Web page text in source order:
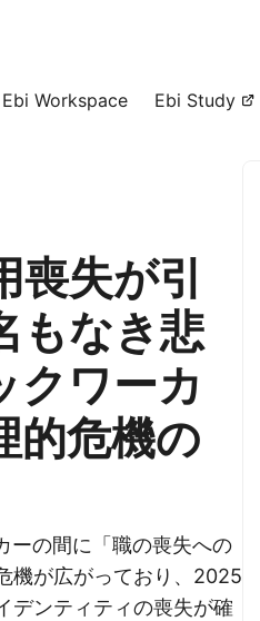
Ebi Workspace Ebi Study
喪失が引
もなき悲
ワーカ
的危機の
ーの間に「職の喪失への
機が広がっており、2025
デンティティの喪失が確